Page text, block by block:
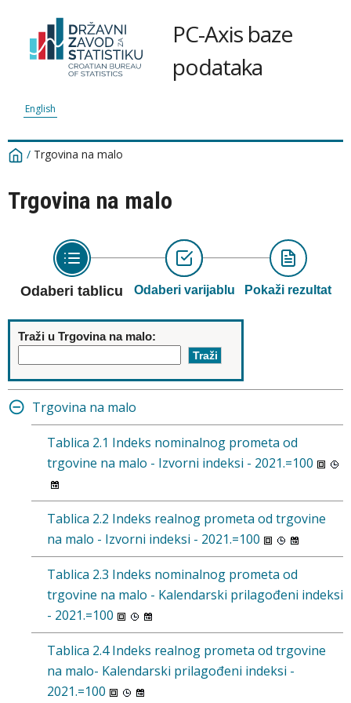
PC-Axis baze
podataka
English
/ Trgovina na malo
Trgovina na malo
Odaberi tablicu Odaberi varijablu Pokaži rezultat
Traži u Trgovina na malo:
Trgovina na malo
Tablica 2.1 Indeks nominalnog prometa od
trgovine na malo - Izvorni indeksi - 2021.=100
Tablica 2.2 Indeks realnog prometa od trgovine
na malo - Izvorni indeksi - 2021.=100
Tablica 2.3 Indeks nominalnog prometa od
trgovine na malo - Kalendarski prilagođeni indeksi
- 2021.=100
Tablica 2.4 Indeks realnog prometa od trgovine
na malo- Kalendarski prilagođeni indeksi -
2021.=100